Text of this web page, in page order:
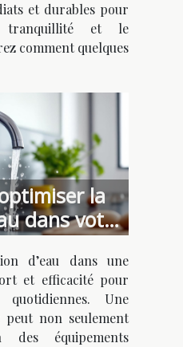
et durables pour
et le
comment quelques
la
dans votre
?
d’eau dans une
et efficacité pour
Une
peut non seulement
des équipements